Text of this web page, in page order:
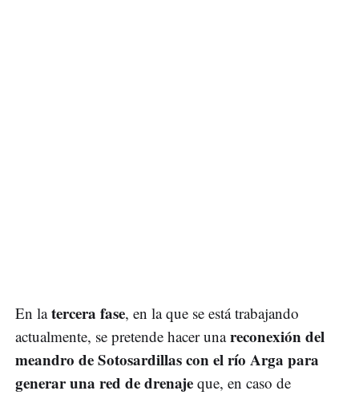
En latercera fase, en la que se está trabajando
actualmente, se pretende hacer unareconexión del
meandro de Sotosardillas con el río Arga para
generar una red de drenaje que, en caso de